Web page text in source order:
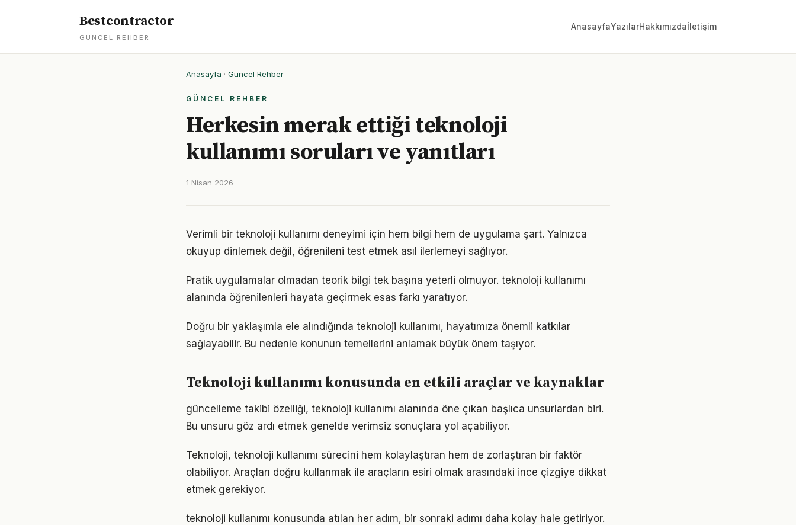
Bestcontractor
GÜNCEL REHBER
AnasayfaYazılarHakkımızdaİletişim
Anasayfa · Güncel Rehber
GÜNCEL REHBER
Herkesin merak ettiği teknoloji
kullanımı soruları ve yanıtları
1 Nisan 2026
Verimli bir teknoloji kullanımı deneyimi için hem bilgi hem de uygulama şart. Yalnızca
okuyup dinlemek değil, öğrenileni test etmek asıl ilerlemeyi sağlıyor.
Pratik uygulamalar olmadan teorik bilgi tek başına yeterli olmuyor. teknoloji kullanımı
alanında öğrenilenleri hayata geçirmek esas farkı yaratıyor.
Doğru bir yaklaşımla ele alındığında teknoloji kullanımı, hayatımıza önemli katkılar
sağlayabilir. Bu nedenle konunun temellerini anlamak büyük önem taşıyor.
Teknoloji kullanımı konusunda en etkili araçlar ve kaynaklar
güncelleme takibi özelliği, teknoloji kullanımı alanında öne çıkan başlıca unsurlardan biri.
Bu unsuru göz ardı etmek genelde verimsiz sonuçlara yol açabiliyor.
Teknoloji, teknoloji kullanımı sürecini hem kolaylaştıran hem de zorlaştıran bir faktör
olabiliyor. Araçları doğru kullanmak ile araçların esiri olmak arasındaki ince çizgiye dikkat
etmek gerekiyor.
teknoloji kullanımı konusunda atılan her adım, bir sonraki adımı daha kolay hale getiriyor.